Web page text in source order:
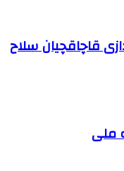
قاچاقچیان سلاح
ملی